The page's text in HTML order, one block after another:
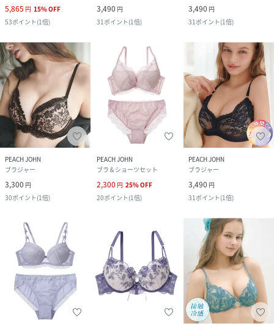
5,865 円 15%OFF
53ポイント(1倍)
3,490 円
31 ポイント(1倍)
3,490 円
31 ポイント(1倍)
PEACH JOHN
ブラジャー
3,300 円
30ポイント(1倍)
PEACH JOHN
ブラ＆ショーツセット
2,300 円 25%OFF
20ポイント(1倍)
PEACH JOHN
ブラジャー
3,490 円
31 ポイント(1倍)